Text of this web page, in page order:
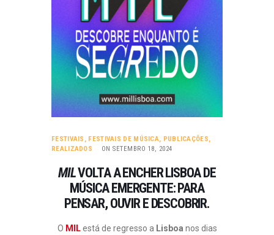
FESTIVAIS , FESTIVAIS DE MÚSICA, PUBLICAÇÕES,
REALIZADOS
ON SETEMBRO 18, 2024
MILVOLTA A ENCHER LISBOA DE
MÚSICA EMERGENTE: PARA
PENSAR, OUVIR E DESCOBRIR.
O MILestá de regresso a Lisboa nos dias